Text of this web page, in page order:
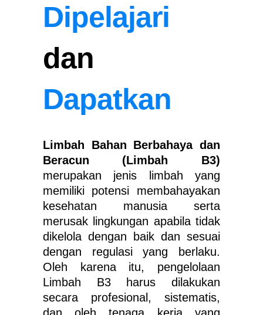
Dipelajari
dan
Dapatkan
Limbah Bahan Berbahaya dan
Beracun (Limbah B3)
merupakan jenis limbah yang
memiliki potensi membahayakan
kesehatan manusia serta
merusak lingkungan apabila tidak
dikelola dengan baik dan sesuai
dengan regulasi yang berlaku.
Oleh karena itu, pengelolaan
Limbah B3 harus dilakukan
secara profesional, sistematis,